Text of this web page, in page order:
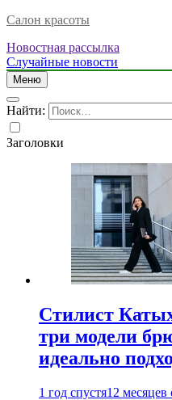
Салон красоты
Новостная рассылка
Случайные новости
Меню
Найти:
Заголовки
Стилист
три модели
идеально
1 год спустя12 месяцев